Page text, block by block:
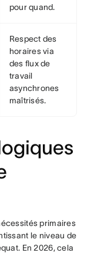
pour quand.
Respect des
horaires via
des flux de
travail
asynchrones
maîtrisés.
primaires
le niveau de
En 2026, cela